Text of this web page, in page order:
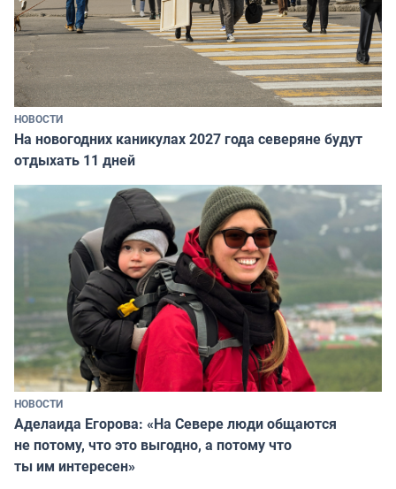
НОВОСТИ
На новогодних каникулах 2027 года северяне будут
отдыхать 11 дней
НОВОСТИ
Аделаида Егорова: «На Севере люди общаются
не потому, что это выгодно, а потому что
ты им интересен»